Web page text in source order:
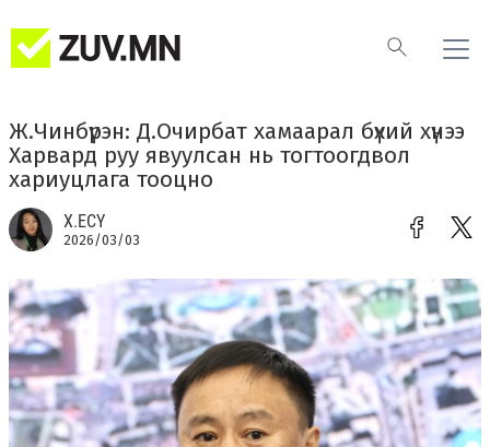
Ж.Чинбүрэн: Д.Очирбат хамаарал бүхий хүнээ
Харвард руу явуулсан нь тогтоогдвол
хариуцлага тооцно
Х.ЕСҮ
2026/03/03